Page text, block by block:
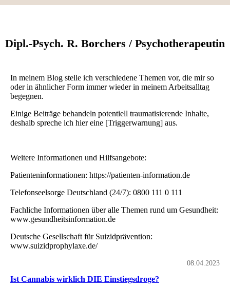
Dipl.-Psych. R. Borchers / Psychotherapeutin
In meinem Blog stelle ich verschiedene Themen vor, die mir so
oder in ähnlicher Form immer wieder in meinem Arbeitsalltag
begegnen.
Einige Beiträge behandeln potentiell traumatisierende Inhalte,
deshalb spreche ich hier eine [Triggerwarnung] aus.
Weitere Informationen und Hilfsangebote:
Patienteninformationen: https://patienten-information.de
Telefonseelsorge Deutschland (24/7): 0800 111 0 111
Fachliche Informationen über alle Themen rund um Gesundheit:
www.gesundheitsinformation.de
Deutsche Gesellschaft für Suizidprävention:
www.suizidprophylaxe.de/
08.04.2023
Ist Cannabis wirklich DIE Einstiegsdroge?